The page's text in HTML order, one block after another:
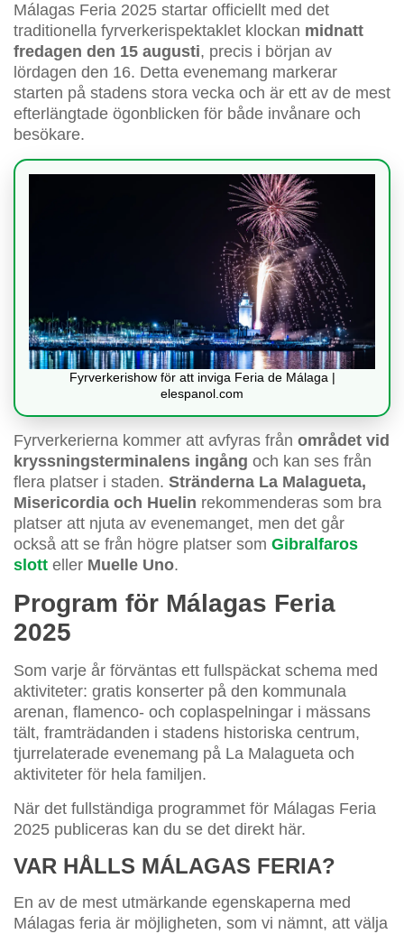
Málagas Feria 2025 startar officiellt med det
traditionella fyrverkerispektaklet klockan midnatt
fredagen den 15 augusti, precis i början av
lördagen den 16. Detta evenemang markerar
starten på stadens stora vecka och är ett av de mest
efterlängtade ögonblicken för både invånare och
besökare.
Fyrverkerishow för att inviga Feria de Málaga |
elespanol.com
Fyrverkerierna kommer att avfyras från området vid
kryssningsterminalens ingång och kan ses från
flera platser i staden. Stränderna La Malagueta,
Misericordia och Huelin rekommenderas som bra
platser att njuta av evenemanget, men det går
också att se från högre platser som Gibralfaros
slott eller Muelle Uno.
Program för Málagas Feria
2025
Som varje år förväntas ett fullspäckat schema med
aktiviteter: gratis konserter på den kommunala
arenan, flamenco- och coplaspelningar i mässans
tält, framträdanden i stadens historiska centrum,
tjurrelaterade evenemang på La Malagueta och
aktiviteter för hela familjen.
När det fullständiga programmet för Málagas Feria
2025 publiceras kan du se det direkt här.
VAR HÅLLS MÁLAGAS FERIA?
En av de mest utmärkande egenskaperna med
Málagas feria är möjligheten, som vi nämnt, att välja